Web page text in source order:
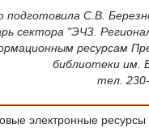
С.В.
сектора "ЭЧЗ.
ресурсам
библиотеки им.
тел.
электронные